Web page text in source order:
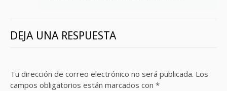
DEJA UNA RESPUESTA
Tu dirección de correo electrónico no será publicada. Los
campos obligatorios están marcados con *